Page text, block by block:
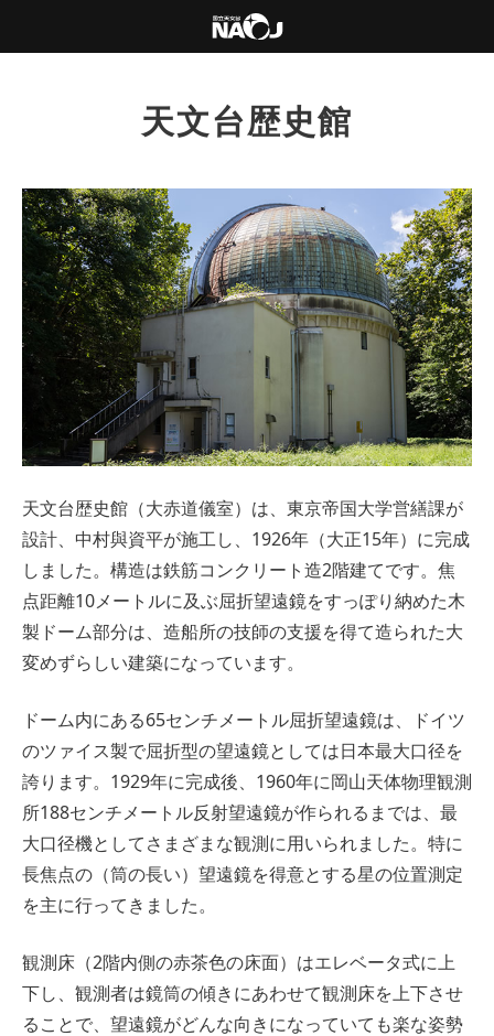
天文台歴史館
天文台歴史館（大赤道儀室）は、東京帝国大学営繕課が
設計、中村與資平が施工し、1926年（大正15年）に完成
しました。構造は鉄筋コンクリート造2階建てです。焦
点距離10メートルに及ぶ屈折望遠鏡をすっぽり納めた木
製ドーム部分は、造船所の技師の支援を得て造られた大
変めずらしい建築になっています。
ドーム内にある65センチメートル屈折望遠鏡は、ドイツ
のツァイス製で屈折型の望遠鏡としては日本最大口径を
誇ります。1929年に完成後、1960年に岡山天体物理観測
所188センチメートル反射望遠鏡が作られるまでは、最
大口径機としてさまざまな観測に用いられました。特に
長焦点の（筒の長い）望遠鏡を得意とする星の位置測定
を主に行ってきました。
観測床（2階内側の赤茶色の床面）はエレベータ式に上
下し、観測者は鏡筒の傾きにあわせて観測床を上下させ
ることで、望遠鏡がどんな向きになっていても楽な姿勢